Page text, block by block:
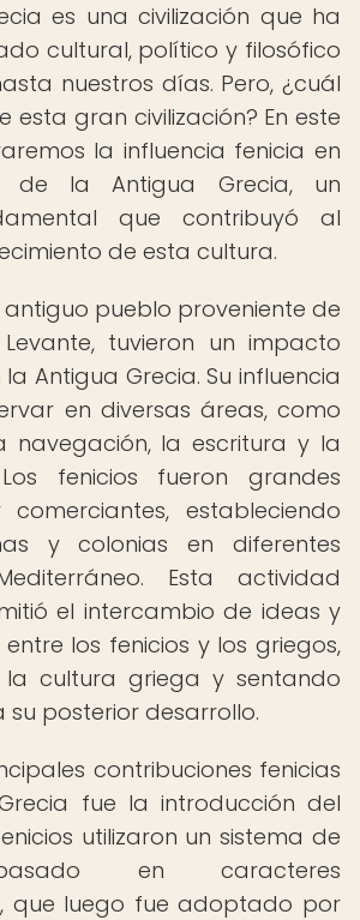
es una civilización que ha
cultural, político y filosófico
nuestros días. Pero, ¿cuál
esta gran civilización? En este
la influencia fenicia en
de la Antigua Grecia, un
que contribuyó al
de esta cultura.
antiguo pueblo proveniente de
tuvieron un impacto
Antigua Grecia. Su influencia
en diversas áreas, como
navegación, la escritura y la
fenicios fueron grandes
estableciendo
y colonias en diferentes
Esta actividad
el intercambio de ideas y
los fenicios y los griegos,
la cultura griega y sentando
posterior desarrollo.
contribuciones fenicias
fue la introducción del
utilizaron un sistema de
en caracteres
que luego fue adoptado por